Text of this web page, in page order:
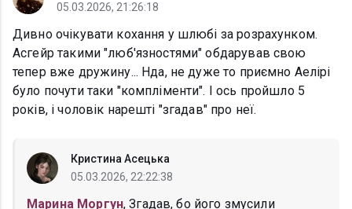
05.03.2026, 21:26:18
Дивно очікувати кохання у шлюбі за розрахунком.
Асгейр такими "люб'язностями" обдарував свою
тепер вже дружину... Нда, не дуже то приємно Аелірі
було почути таки "компліменти". І ось пройшло 5
років, і чоловік нарешті "згадав" про неї.
Кристина Асецька
05.03.2026, 22:22:38
Марина Моргун, Згадав, бо його змусили